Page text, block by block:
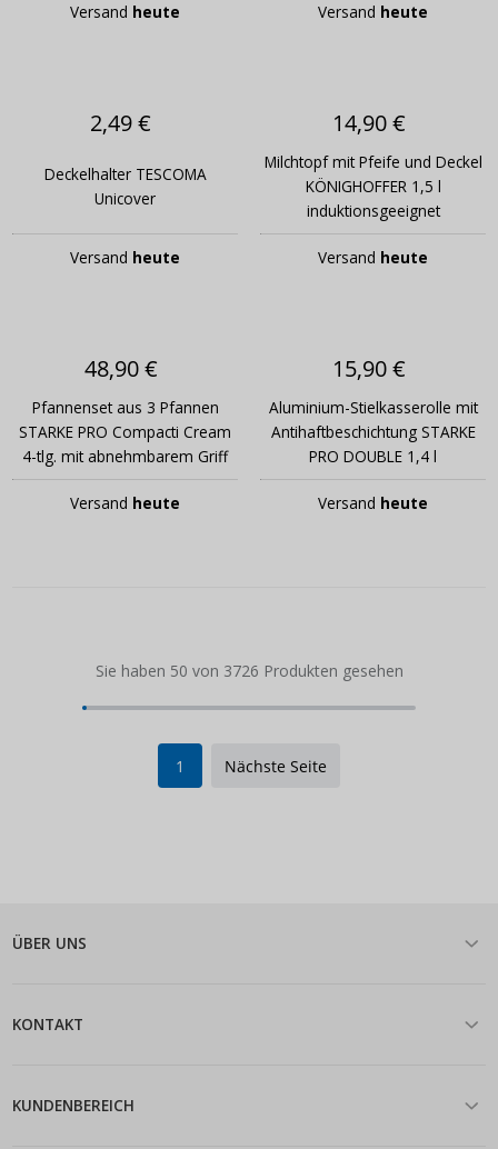
Versand heute Versand heute
2,49 €
Deckelhalter TESCOMA
Unicover
Versand heute
14,90 €
Milchtopf mit Pfeife und Deckel
KÖNIGHOFFER 1,5 l
induktionsgeeignet
Versand heute
48,90 €
Pfannenset aus 3 Pfannen
STARKE PRO Compacti Cream
4-tlg. mit abnehmbarem Griff
Versand heute
15,90 €
Aluminium-Stielkasserolle mit
Antihaftbeschichtung STARKE
PRO DOUBLE 1,4 l
Versand heute
Sie haben 50 von 3726 Produkten gesehen
1 Nächste Seite
ÜBER UNS
KONTAKT
KUNDENBEREICH